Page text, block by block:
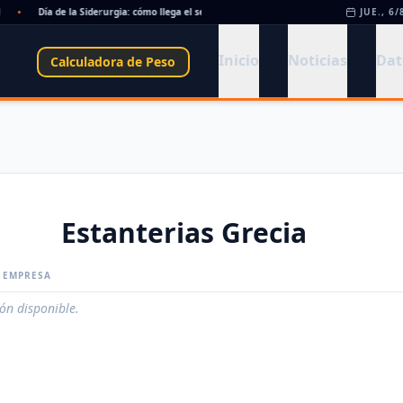
Día de la Siderurgia: cómo llega el sector al aniversario 78 del legado de Savio •
JUE., 6/
Calculadora de Peso Inicio Noticias
Estanterias Grecia
disponible.